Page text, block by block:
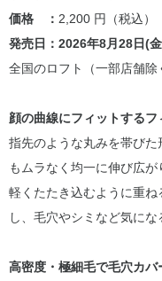
価格 ： 2,200 円（税込）
発売日：2026年8月28日(
全国のロフト（一部店舗
顔の曲線にフィットする
指先のような丸みを帯び
もムラなく均一に伸び広が
軽くたたき込むように重
し、毛穴やシミなど気にな
高密度・極細毛で毛穴カバ